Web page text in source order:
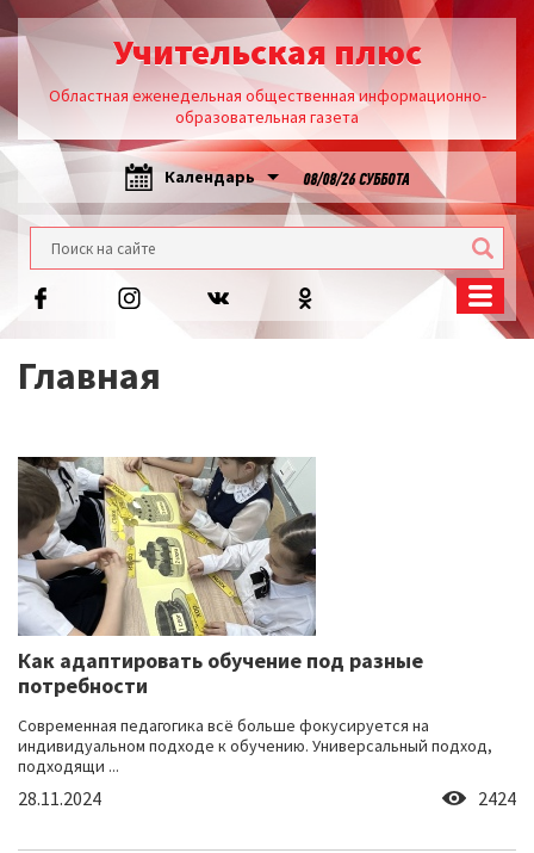
Учительская плюс
Областная еженедельная общественная информационно-
образовательная газета
Календарь 08/08/26 СУББОТА
Главная
Как адаптировать обучение под разные
потребности
Современная педагогика всё больше фокусируется на
индивидуальном подходе к обучению. Универсальный подход,
подходящи ...
28.11.2024 2424